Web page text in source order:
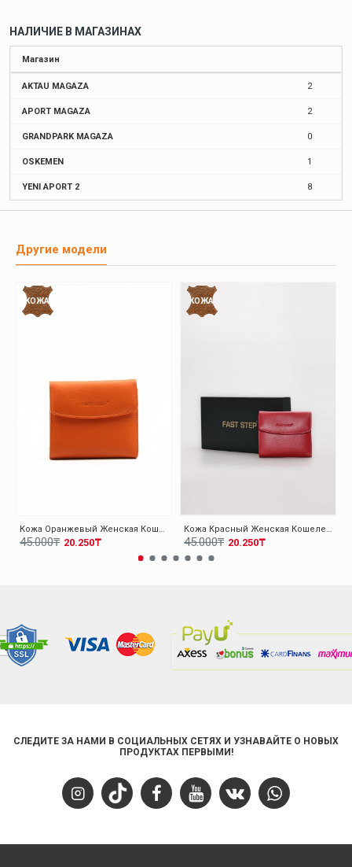
НАЛИЧИЕ В МАГАЗИНАХ
Магазин
AKTAU MAGAZA 2
APORT MAGAZA 2
GRANDPARK MAGAZA 0
OSKEMEN 1
YENI APORT 2 8
Другие модели
КОЖА
Кожа Оранжевый Женская Кошелек 779CA2614
20.250₸
45.000₸
КОЖА
Кожа Красный Женская Кошелек 779CA2614
20.250₸
45.000₸
СЛЕДИТЕ ЗА НАМИ В СОЦИАЛЬНЫХ СЕТЯХ И УЗНАВАЙТЕ О НОВЫХ
ПРОДУКТАХ ПЕРВЫМИ!